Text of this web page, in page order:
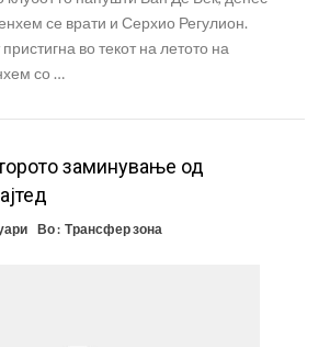
се врати и Серхио Регулион.
во текот на летото на
со …
заминување од
Во : Трансфер зона